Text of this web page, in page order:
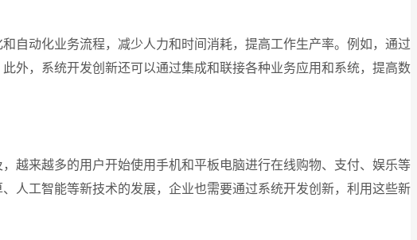
自动化业务流程，减少人力和时间消耗，提高工作生产率。例如，通过
外，系统开发创新还可以通过集成和联接各种业务应用和系统，提高数
越来越多的用户开始使用手机和平板电脑进行在线购物、支付、娱乐等
人工智能等新技术的发展，企业也需要通过系统开发创新，利用这些新